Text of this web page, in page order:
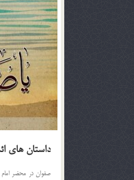
داستان های
صفوان در محضر